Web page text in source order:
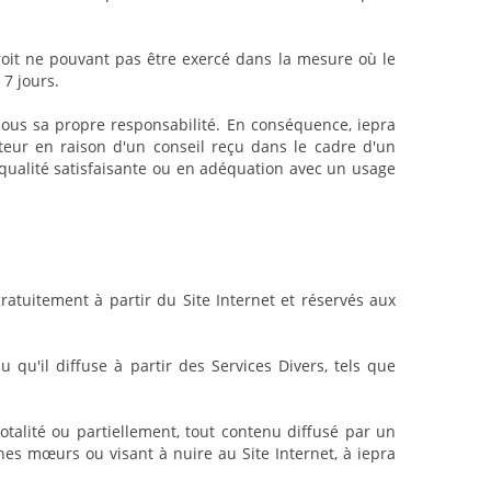
ne pouvant pas être exercé dans la mesure où le
jours.
sa propre responsabilité. En conséquence, iepra
en raison d'un conseil reçu dans le cadre d'un
satisfaisante ou en adéquation avec un usage
à partir du Site Internet et réservés aux
qu'il diffuse à partir des Services Divers, tels que
ou partiellement, tout contenu diffusé par un
mœurs ou visant à nuire au Site Internet, à iepra